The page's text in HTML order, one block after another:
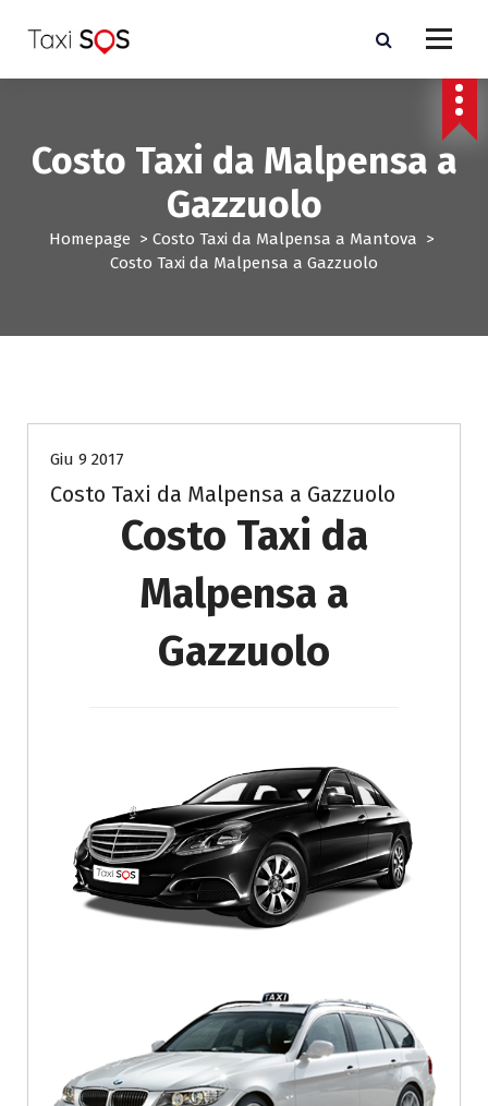
a
Costo Taxi da Malpensa a
Gazzuolo
Homepage > Costo Taxi da Malpensa a Mantova >
Costo Taxi da Malpensa a Gazzuolo
Giu 9 2017
Costo Taxi da Malpensa a Gazzuolo
Costo Taxi da
Malpensa a
Gazzuolo